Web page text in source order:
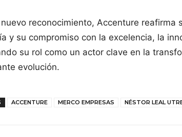
reconocimiento, Accenture reafirma
y su compromiso con la excelencia, la
su rol como un actor clave en la
evolución.
ACCENTURE MERCO EMPRESAS NÉSTOR LEAL